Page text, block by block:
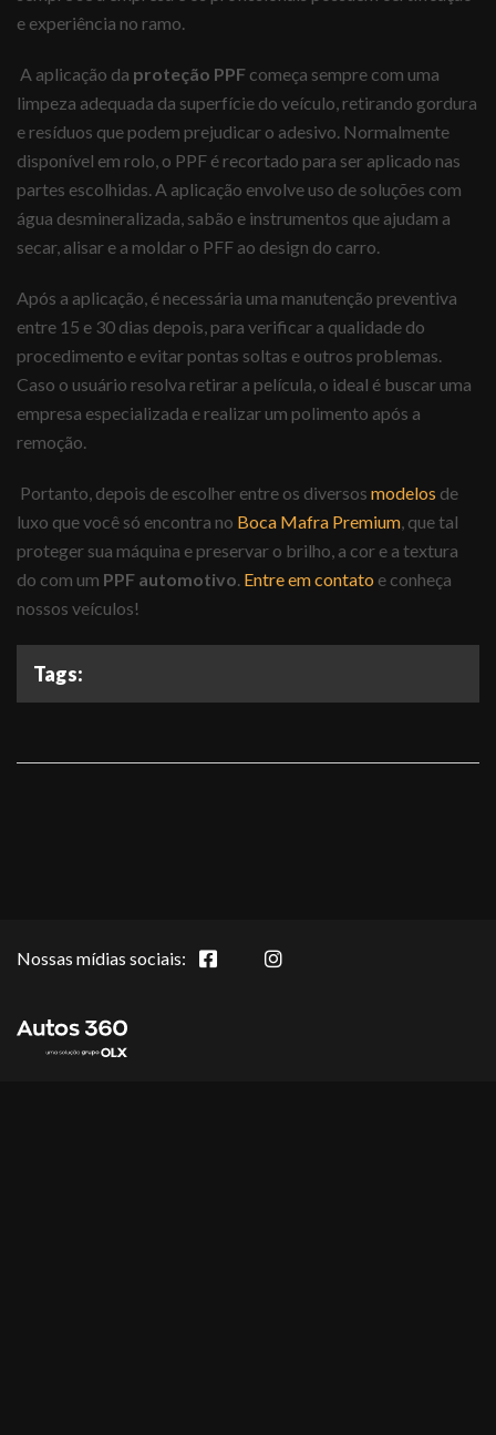
e experiência no ramo.
A aplicação da proteção PPF começa sempre com uma
limpeza adequada da superfície do veículo, retirando gordura
e resíduos que podem prejudicar o adesivo. Normalmente
disponível em rolo, o PPF é recortado para ser aplicado nas
partes escolhidas. A aplicação envolve uso de soluções com
água desmineralizada, sabão e instrumentos que ajudam a
secar, alisar e a moldar o PFF ao design do carro.
Após a aplicação, é necessária uma manutenção preventiva
entre 15 e 30 dias depois, para verificar a qualidade do
procedimento e evitar pontas soltas e outros problemas.
Caso o usuário resolva retirar a película, o ideal é buscar uma
empresa especializada e realizar um polimento após a
remoção.
Portanto, depois de escolher entre os diversos modelos de
luxo que você só encontra no Boca Mafra Premium , que tal
proteger sua máquina e preservar o brilho, a cor e a textura
do com um PPF automotivo Entre em contato e conheça
nossos veículos!
Tags:
Nossas mídias sociais: